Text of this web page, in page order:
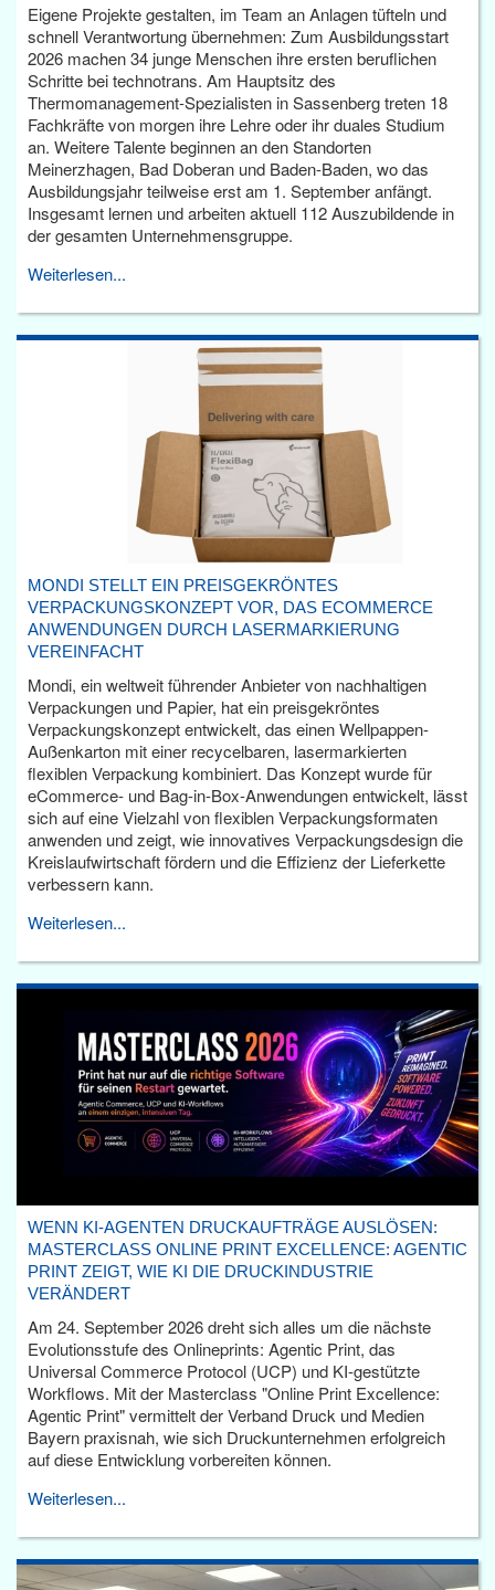
Eigene Projekte gestalten, im Team an Anlagen tüfteln und
schnell Verantwortung übernehmen: Zum Ausbildungsstart
2026 machen 34 junge Menschen ihre ersten beruflichen
Schritte bei technotrans. Am Hauptsitz des
Thermomanagement-Spezialisten in Sassenberg treten 18
Fachkräfte von morgen ihre Lehre oder ihr duales Studium
an. Weitere Talente beginnen an den Standorten
Meinerzhagen, Bad Doberan und Baden-Baden, wo das
Ausbildungsjahr teilweise erst am 1. September anfängt.
Insgesamt lernen und arbeiten aktuell 112 Auszubildende in
der gesamten Unternehmensgruppe.
Weiterlesen...
MONDI STELLT EIN PREISGEKRÖNTES
VERPACKUNGSKONZEPT VOR, DAS ECOMMERCE
ANWENDUNGEN DURCH LASERMARKIERUNG
VEREINFACHT
Mondi, ein weltweit führender Anbieter von nachhaltigen
Verpackungen und Papier, hat ein preisgekröntes
Verpackungskonzept entwickelt, das einen Wellpappen-
Außenkarton mit einer recycelbaren, lasermarkierten
flexiblen Verpackung kombiniert. Das Konzept wurde für
eCommerce- und Bag-in-Box-Anwendungen entwickelt, lässt
sich auf eine Vielzahl von flexiblen Verpackungsformaten
anwenden und zeigt, wie innovatives Verpackungsdesign die
Kreislaufwirtschaft fördern und die Effizienz der Lieferkette
verbessern kann.
Weiterlesen...
WENN KI-AGENTEN DRUCKAUFTRÄGE AUSLÖSEN:
MASTERCLASS ONLINE PRINT EXCELLENCE: AGENTIC
PRINT ZEIGT, WIE KI DIE DRUCKINDUSTRIE
VERÄNDERT
Am 24. September 2026 dreht sich alles um die nächste
Evolutionsstufe des Onlineprints: Agentic Print, das
Universal Commerce Protocol (UCP) und KI-gestützte
Workflows. Mit der Masterclass "Online Print Excellence:
Agentic Print" vermittelt der Verband Druck und Medien
Bayern praxisnah, wie sich Druckunternehmen erfolgreich
auf diese Entwicklung vorbereiten können.
Weiterlesen...